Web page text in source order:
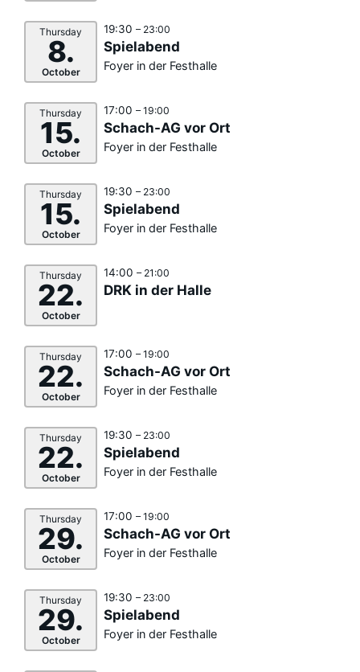
Thursday
8.
October
19:30 – 23:00
Spielabend
Foyer in der Festhalle
Thursday
15.
October
17:00 – 19:00
Schach-AG vor Ort
Foyer in der Festhalle
Thursday
15.
October
19:30 – 23:00
Spielabend
Foyer in der Festhalle
Thursday
22.
October
14:00 – 21:00
DRK in der Halle
Thursday
22.
October
17:00 – 19:00
Schach-AG vor Ort
Foyer in der Festhalle
Thursday
22.
October
19:30 – 23:00
Spielabend
Foyer in der Festhalle
Thursday
29.
October
17:00 – 19:00
Schach-AG vor Ort
Foyer in der Festhalle
Thursday
29.
October
19:30 – 23:00
Spielabend
Foyer in der Festhalle